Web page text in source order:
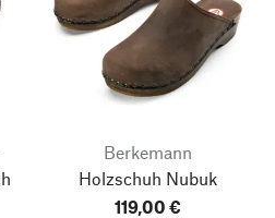
Berkemann
Holzschuh Nubuk
119,00 €